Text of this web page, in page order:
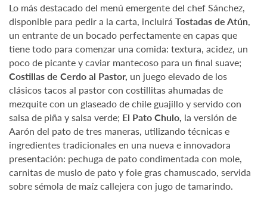
Lo más destacado del menú emergente del chef Sánchez,
disponible para pedir a la carta, incluirá Tostadas de Atún,
un entrante de un bocado perfectamente en capas que
tiene todo para comenzar una comida: textura, acidez, un
poco de picante y caviar mantecoso para un final suave;
Costillas de Cerdo al Pastor, un juego elevado de los
clásicos tacos al pastor con costillitas ahumadas de
mezquite con un glaseado de chile guajillo y servido con
salsa de piña y salsa verde; El Pato Chulo, la versión de
Aarón del pato de tres maneras, utilizando técnicas e
ingredientes tradicionales en una nueva e innovadora
presentación: pechuga de pato condimentada con mole,
carnitas de muslo de pato y foie gras chamuscado, servida
sobre sémola de maíz callejera con jugo de tamarindo.